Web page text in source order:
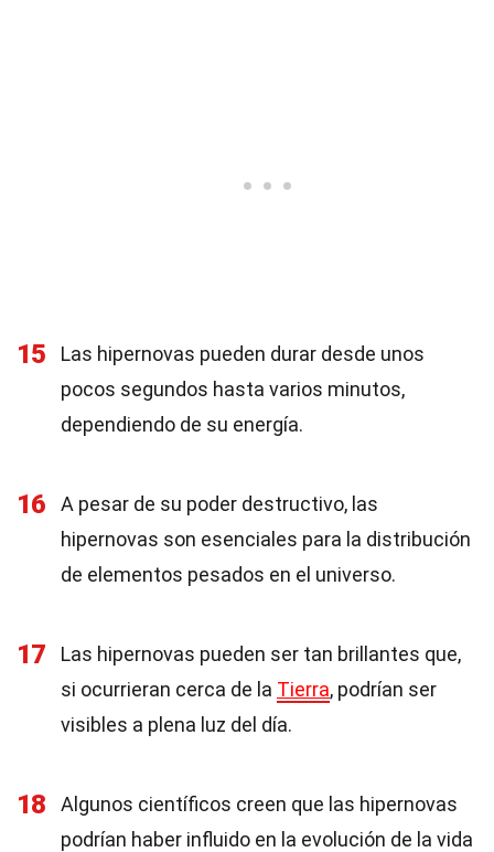
15
Las hipernovas pueden durar desde unos
pocos segundos hasta varios minutos,
dependiendo de su energía.
16
A pesar de su poder destructivo, las
hipernovas son esenciales para la distribución
de elementos pesados en el universo.
17
Las hipernovas pueden ser tan brillantes que,
si ocurrieran cerca de la Tierra, podrían ser
visibles a plena luz del día.
18
Algunos científicos creen que las hipernovas
podrían haber influido en la evolución de la vida